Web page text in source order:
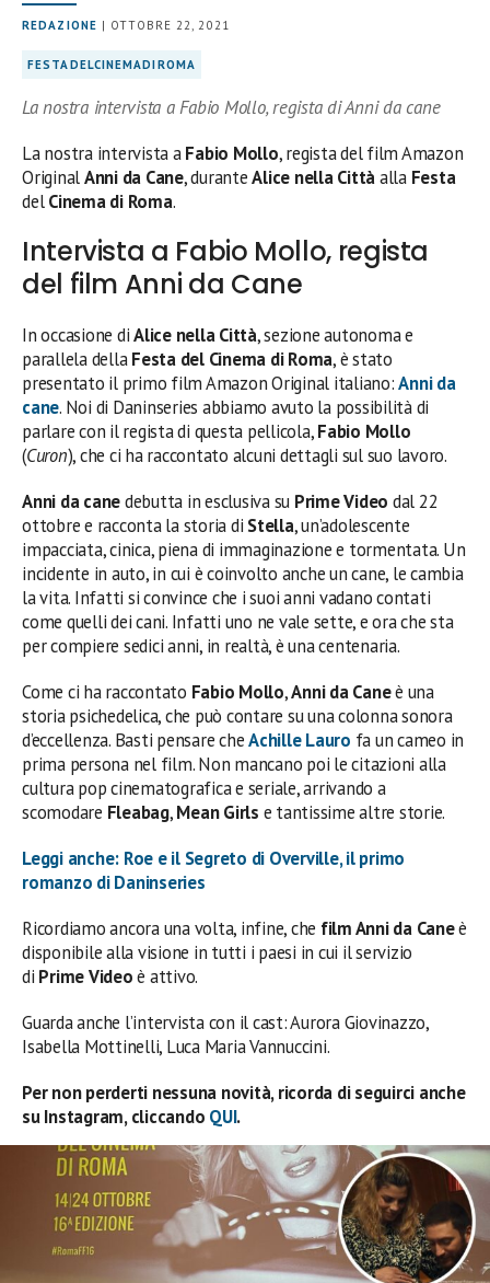
REDAZIONE | OTTOBRE 22, 2021
FESTADELCINEMADIROMA
La nostra intervista a Fabio Mollo, regista di Anni da cane
La nostra intervista aFabio Mollo, regista del film Amazon
OriginalAnni da Cane, duranteAlice nella Cittàalla Festa
delCinema di Roma.
Intervista a Fabio Mollo, regista
del film Anni da Cane
In occasione diAlice nella Città, sezione autonoma e
parallela dellaFesta del Cinema di Roma, è stato
presentato il primo film Amazon Original italiano:Anni da
cane. Noi di Daninseries abbiamo avuto la possibilità di
parlare con il regista di questa pellicola,Fabio Mollo
(Curon), che ci ha raccontato alcuni dettagli sul suo lavoro.
Anni da canedebutta in esclusiva su Prime Video dal 22
ottobre e racconta la storia di Stella, un’adolescente
impacciata, cinica, piena di immaginazione e tormentata. Un
incidente in auto, in cui è coinvolto anche un cane, le cambia
la vita. Infatti si convince che i suoi anni vadano contati
come quelli dei cani. Infatti uno ne vale sette, e ora che sta
per compiere sedici anni, in realtà, è una centenaria.
Come ci ha raccontato Fabio Mollo,Anni da Caneè una
storia psichedelica, che può contare su una colonna sonora
d’eccellenza. Basti pensare cheAchille Lauro fa un cameo in
prima persona nel film. Non mancano poi le citazioni alla
cultura pop cinematografica e seriale, arrivando a
scomodare Fleabag,Mean Girls e tantissime altre storie.
Leggi anche: Roe e il Segreto di Overville, il primo
romanzo di Daninseries
Ricordiamo ancora una volta, infine, che film Anni da Caneè
disponibile alla visione in tutti i paesi in cui il servizio
di Prime Videoè attivo.
Guarda anche l’intervista con il cast: Aurora Giovinazzo,
Isabella Mottinelli, Luca Maria Vannuccini.
Per non perderti nessuna novità, ricorda di seguirci anche
su Instagram, cliccando QUI.